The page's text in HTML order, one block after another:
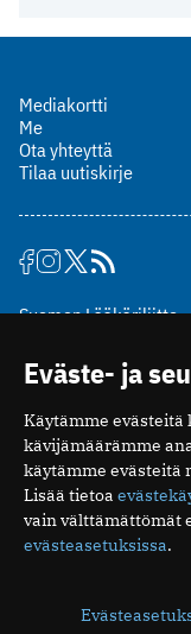
Mediakortti
Me
Ota yhteyttä
Tilaa uutiskirje
Suomen Lääkäriliitto
00510 Helsinki
puh. (09) 393 091
ISSN 2323-9476
Eväste- ja
Käytämme
kävijämäärämme
käytämme evästeitä
Lisää tietoa
vain välttämättömät
evästeasetuksissa.